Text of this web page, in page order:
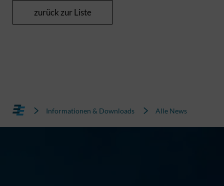
zurück zur Liste
Informationen & Downloads Alle News